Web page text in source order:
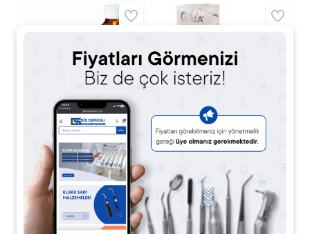
Heraeus Kulzer Palavit
G Döküm Tekniği İçin
Modelaj Akriliği
Fiyat Sorunuz
Heraus Kulzer
Akrilik + 500 ml Likit
Fiyat Sorunuz